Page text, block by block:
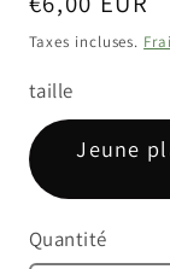
habituel
Taxes incluses.
taille
Jeune
Quantité